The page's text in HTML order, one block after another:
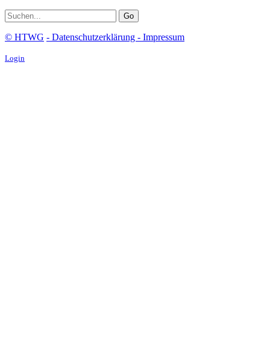
Go
© HTWG - Datenschutzerklärung - Impressum
Login